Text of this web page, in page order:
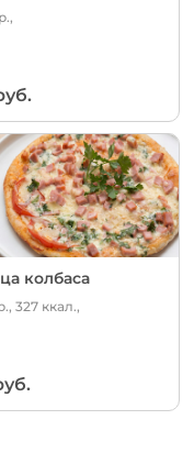
колбаса
327 ккал.,